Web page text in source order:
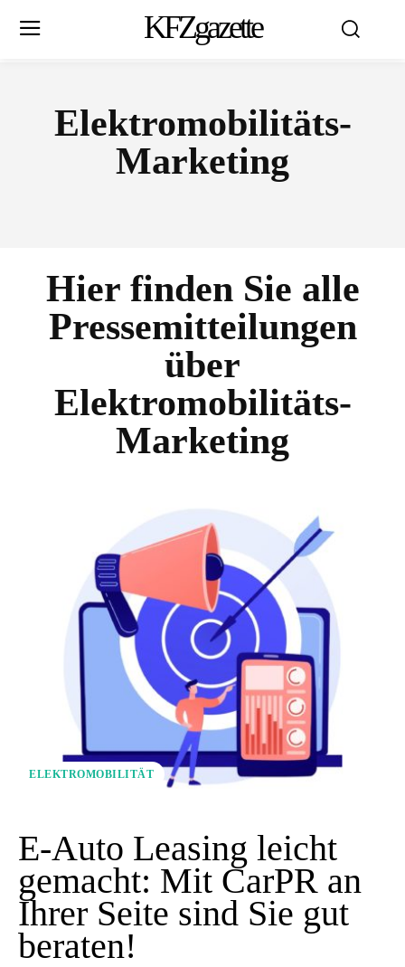
KFZgazette
Elektromobilitäts-
Marketing
Hier finden Sie alle
Pressemitteilungen
über
Elektromobilitäts-
Marketing
ELEKTROMOBILITÄT
E-Auto Leasing leicht
gemacht: Mit CarPR an
Ihrer Seite sind Sie gut
beraten!